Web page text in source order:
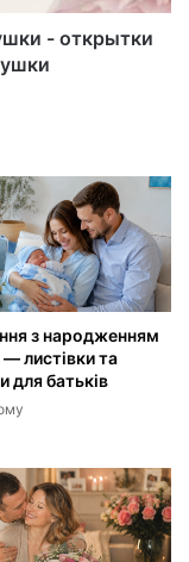
- открытки
з народженням
листівки та
для батьків